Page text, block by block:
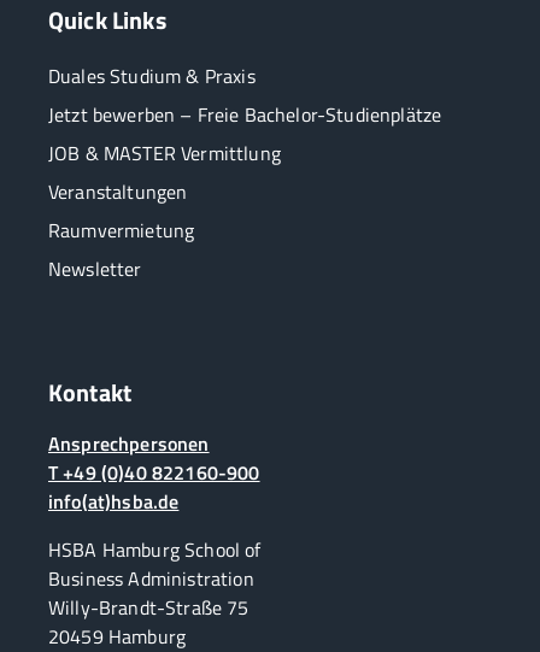
Quick Links
Duales Studium & Praxis
Jetzt bewerben – Freie Bachelor-Studienplätze
JOB & MASTER Vermittlung
Veranstaltungen
Raumvermietung
Newsletter
Kontakt
Ansprechpersonen
T +49 (0)40 822160-900
info(at)hsba.de
HSBA Hamburg School of
Business Administration
Willy-Brandt-Straße 75
20459 Hamburg